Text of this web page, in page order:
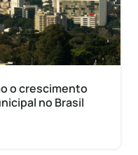
o crescimento
no Brasil